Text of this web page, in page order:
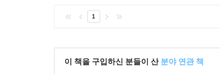
1
이 책을 구입하신 분들이 산 분야 연관 책